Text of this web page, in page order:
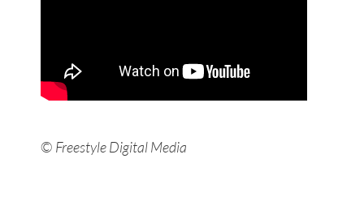
© Freestyle Digital Media